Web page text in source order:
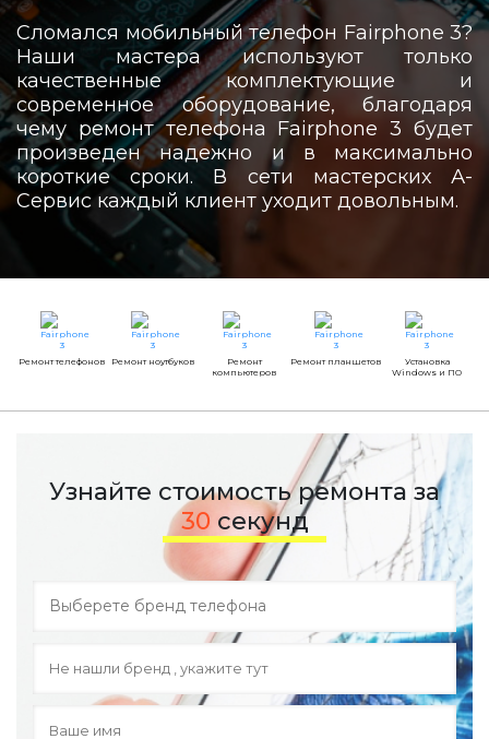
Сломался мобильный телефон Fairphone 3?
Наши мастера используют только
качественные комплектующие и
современное оборудование, благодаря
чему ремонт телефона Fairphone 3 будет
произведен надежно и в максимально
короткие сроки. В сети мастерских А-
Сервис каждый клиент уходит довольным.
Ремонт телефонов Ремонт ноутбуков
Ремонт
компьютеров
Ремонт планшетов
Установка
Windows и ПО
Узнайте стоимость ремонта за
30 секунд